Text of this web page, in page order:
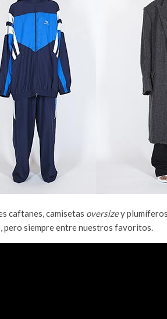
caftanes, camisetas oversizey
pero siempre entre nuestros favoritos.